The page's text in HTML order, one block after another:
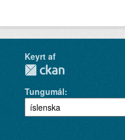
Keyrt af
Tungumál